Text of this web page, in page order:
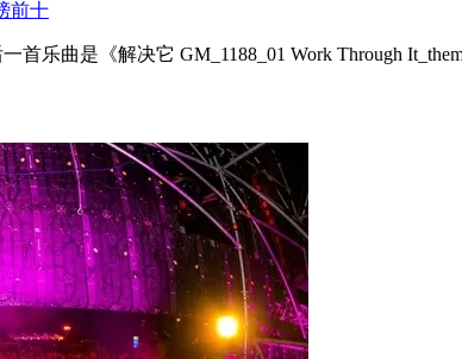
乐曲是《解决它 GM_1188_01 Work Through